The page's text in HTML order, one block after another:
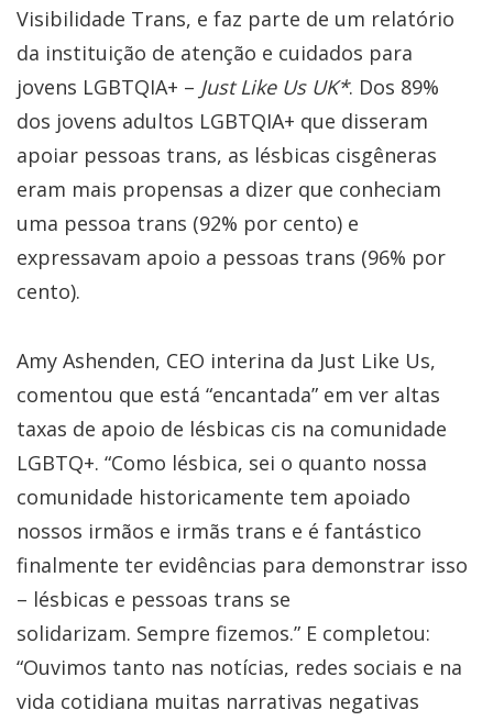
Visibilidade Trans, e faz parte de um relatório
da instituição de atenção e cuidados para
jovens LGBTQIA+ – Just Like Us UK*. Dos 89%
dos jovens adultos LGBTQIA+ que disseram
apoiar pessoas trans, as lésbicas cisgêneras
eram mais propensas a dizer que conheciam
uma pessoa trans (92% por cento) e
expressavam apoio a pessoas trans (96% por
cento).
Amy Ashenden, CEO interina da Just Like Us,
comentou que está “encantada” em ver altas
taxas de apoio de lésbicas cis na comunidade
LGBTQ+. “Como lésbica, sei o quanto nossa
comunidade historicamente tem apoiado
nossos irmãos e irmãs trans e é fantástico
finalmente ter evidências para demonstrar isso
– lésbicas e pessoas trans se
solidarizam. Sempre fizemos.” E completou:
“Ouvimos tanto nas notícias, redes sociais e na
vida cotidiana muitas narrativas negativas